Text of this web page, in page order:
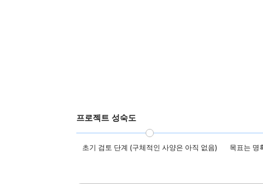
프로젝트 성숙도
초기 검토 단계 (구체적인 사양은 아직 없음) 목표는 명